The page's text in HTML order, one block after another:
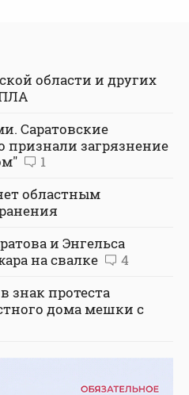
области и других
Саратовские
признали загрязнение
1
областным
и Энгельса
на свалке
4
знак протеста
дома мешки с